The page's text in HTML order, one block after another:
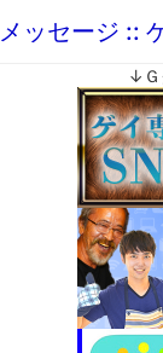
ッセージ ::
↓Ｇ